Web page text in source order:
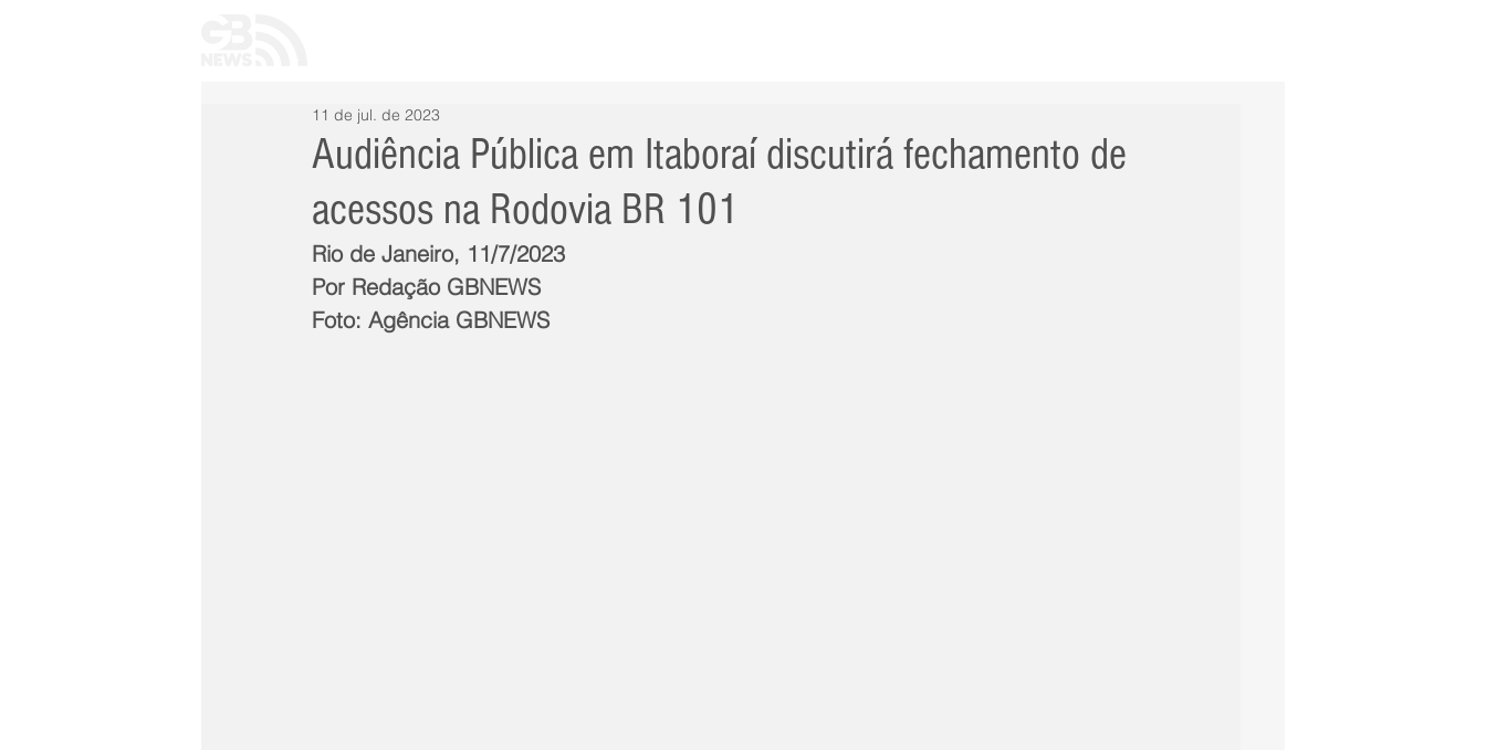
Audiência Pública em Itaboraí discutirá fechamento de
acessos na Rodovia BR 101
11 de jul. de 2023
Rio de Janeiro, 11/7/2023
Por Redação GBNEWS
Foto: Agência GBNEWS